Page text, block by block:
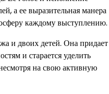
а ее выразительная манера
каждому выступлению.
и двоих детей. Она придает
и старается уделить
на свою активную